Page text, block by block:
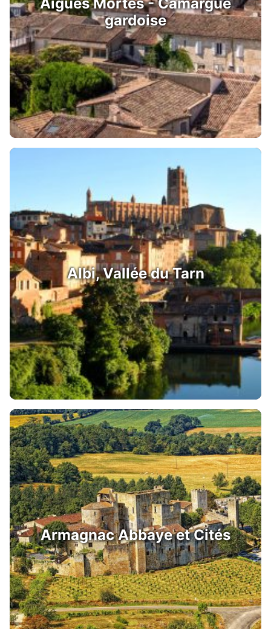
Aigues Mortes - Camargue
gardoise
Albi, Vallée du Tarn
Armagnac Abbaye et Cités